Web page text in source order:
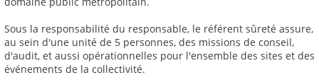
Sous la responsabilité du responsable, le référent sûreté assure,
au sein d'une unité de 5 personnes, des missions de conseil,
d'audit, et aussi opérationnelles pour l'ensemble des sites et des
événements de la collectivité.